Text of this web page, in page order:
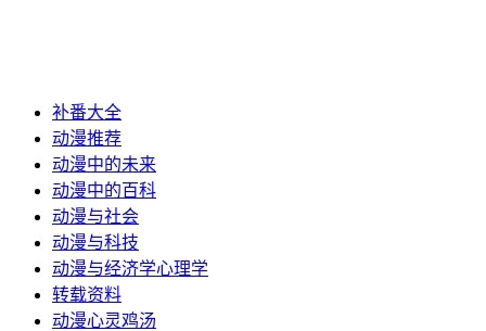
补番大全
动漫推荐
动漫中的未来
动漫中的百科
动漫与社会
动漫与科技
动漫与经济学心理学
转载资料
动漫心灵鸡汤